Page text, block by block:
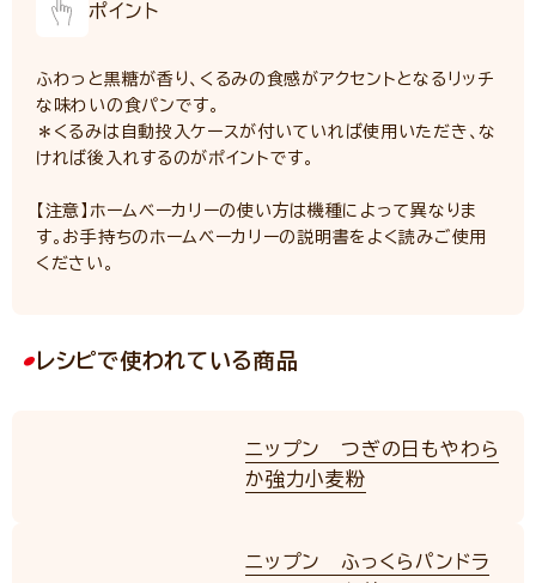
ポイント
ふわっと黒糖が香り、くるみの食感がアクセントとなるリッチ
な味わいの食パンです。
＊くるみは自動投入ケースが付いていれば使用いただき、な
ければ後入れするのがポイントです。
【注意】ホームベーカリーの使い方は機種によって異なりま
す。お手持ちのホームベーカリーの説明書をよく読みご使用
ください。
レシピで使われている商品
ニップン つぎの日もやわら
か強力小麦粉
ニップン ふっくらパンドラ